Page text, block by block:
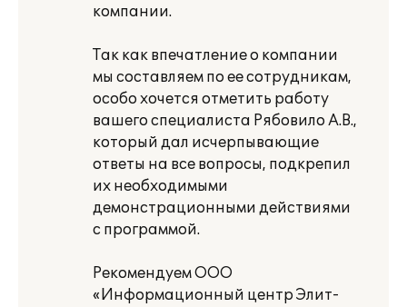
компании.
Так как впечатление о компании
мы составляем по ее сотрудникам,
особо хочется отметить работу
вашего специалиста Рябовило А.В.,
который дал исчерпывающие
ответы на все вопросы, подкрепил
их необходимыми
демонстрационными действиями
с программой.
Рекомендуем ООО
«Информационный центр Элит-